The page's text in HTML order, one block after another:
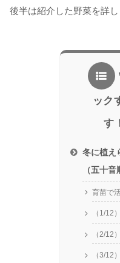
後半は紹介した野菜を詳し
ック
す！
冬に植え
（五十音
育苗で
（1/12
（2/12
（3/12